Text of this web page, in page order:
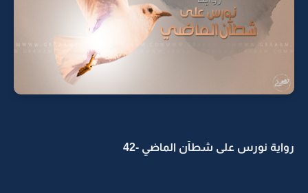
رواية نورس على شطآن الماضي -42